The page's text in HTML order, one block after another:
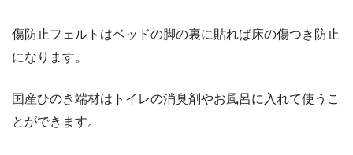
傷防止フェルトはベッドの脚の裏に貼れば床の傷つき防止
になります。
国産ひのき端材はトイレの消臭剤やお風呂に入れて使うこ
とができます。